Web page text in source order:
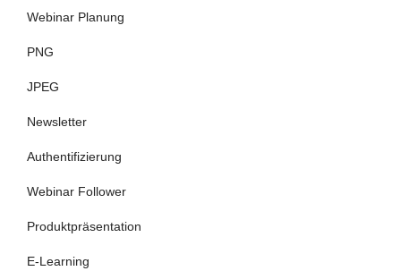
Webinar Planung
PNG
JPEG
Newsletter
Authentifizierung
Webinar Follower
Produktpräsentation
E-Learning